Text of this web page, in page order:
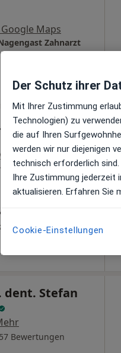
Maps
Zahnarzt
dent. drs.
MSc.
122 Bewertungen
dent. Stefan
57 Bewertungen
Der Schutz ihrer
Mit Ihrer Zustimmung
Technologien) zu
die auf Ihren
werden wir nur diejenigen
technisch erforderlich
Ihre Zustimmung jederzeit
aktualisieren. Erfahren Sie
Cookie-Einstellungen